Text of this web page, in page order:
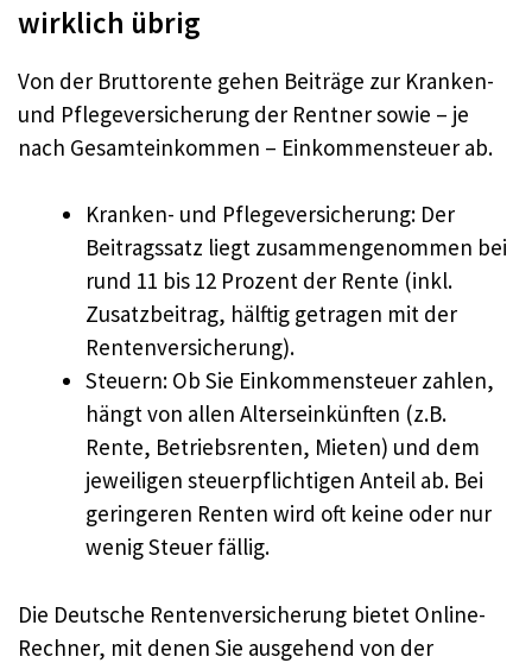
wirklich übrig
Von der Bruttorente gehen Beiträge zur Kranken-
und Pflegeversicherung der Rentner sowie – je
nach Gesamteinkommen – Einkommensteuer ab.
Kranken- und Pflegeversicherung: Der
Beitragssatz liegt zusammengenommen bei
rund 11 bis 12 Prozent der Rente (inkl.
Zusatzbeitrag, hälftig getragen mit der
Rentenversicherung).
Steuern: Ob Sie Einkommensteuer zahlen,
hängt von allen Alterseinkünften (z.B.
Rente, Betriebsrenten, Mieten) und dem
jeweiligen steuerpflichtigen Anteil ab. Bei
geringeren Renten wird oft keine oder nur
wenig Steuer fällig.
Die Deutsche Rentenversicherung bietet Online-
Rechner, mit denen Sie ausgehend von der